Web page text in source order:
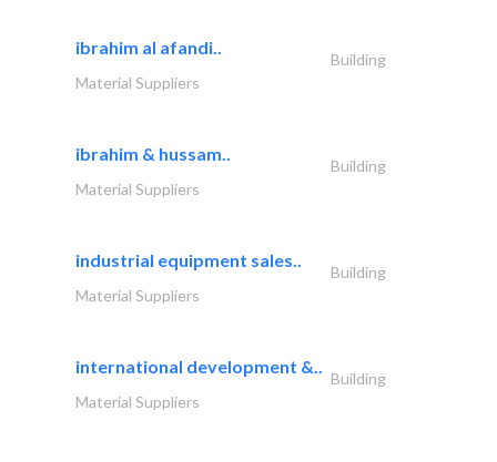
ibrahim al afandi..
Building
Material Suppliers
ibrahim & hussam..
Building
Material Suppliers
industrial equipment sales..
Building
Material Suppliers
international development &..
Building
Material Suppliers